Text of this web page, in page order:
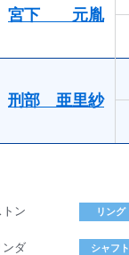
宮下 元胤
刑部 亜里紗
トン リング
ンダ シャフト